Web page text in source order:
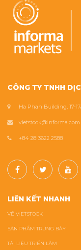
CÔNG TY TNHH
Ha Phan Building, 17-
vietstock@informa.com
+84 28 3622 2588
LIÊN KẾT NHANH
VỀ VIETSTOCK
SẢN PHẨM TRƯNG BÀY
TÀI LIỆU TRIỂN LÃM